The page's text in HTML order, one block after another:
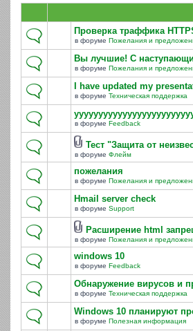
Проверка траффика
в форуме Пожелания и
Вы лучшие! С
в форуме Пожелания и
I have updated my
в форуме Техническая поддержка
в форуме Feedback
Тест "Защита от
в форуме Флейм
пожелания
в форуме Пожелания и
Hmail server check
в форуме Support
Расширение html
в форуме Пожелания и
windows 10
в форуме Feedback
Обнаружение вирусов и
в форуме Техническая поддержка
Windows 10 планируют
в форуме Полезная информация